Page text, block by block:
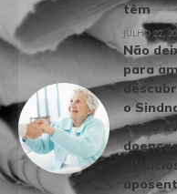
têm
JULHO 22,
Não
para
o
como